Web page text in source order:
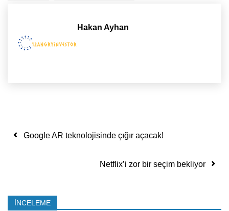
Hakan Ayhan
Yazı dolaşımı
Google AR teknolojisinde çığır açacak!
Netflix’i zor bir seçim bekliyor
İNCELEME